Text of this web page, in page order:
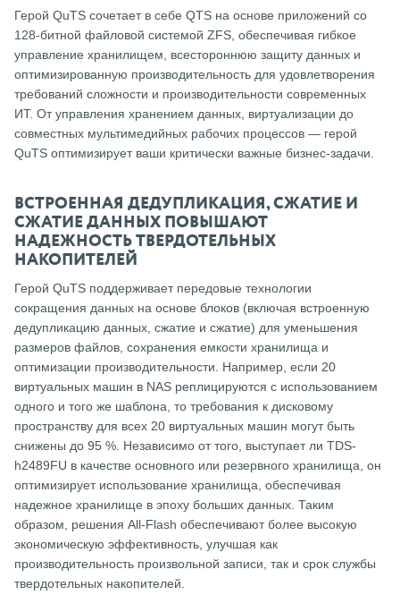
Герой QuTS сочетает в себе QTS на основе приложений со
128-битной файловой системой ZFS, обеспечивая гибкое
управление хранилищем, всестороннюю защиту данных и
оптимизированную производительность для удовлетворения
требований сложности и производительности современных
ИТ. От управления хранением данных, виртуализации до
совместных мультимедийных рабочих процессов — герой
QuTS оптимизирует ваши критически важные бизнес-задачи.
ВСТРОЕННАЯ ДЕДУПЛИКАЦИЯ, СЖАТИЕ И
СЖАТИЕ ДАННЫХ ПОВЫШАЮТ
НАДЕЖНОСТЬ ТВЕРДОТЕЛЬНЫХ
НАКОПИТЕЛЕЙ
Герой QuTS поддерживает передовые технологии
сокращения данных на основе блоков (включая встроенную
дедупликацию данных, сжатие и сжатие) для уменьшения
размеров файлов, сохранения емкости хранилища и
оптимизации производительности. Например, если 20
виртуальных машин в NAS реплицируются с использованием
одного и того же шаблона, то требования к дисковому
пространству для всех 20 виртуальных машин могут быть
снижены до 95 %. Независимо от того, выступает ли TDS-
h2489FU в качестве основного или резервного хранилища, он
оптимизирует использование хранилища, обеспечивая
надежное хранилище в эпоху больших данных. Таким
образом, решения All-Flash обеспечивают более высокую
экономическую эффективность, улучшая как
производительность произвольной записи, так и срок службы
твердотельных накопителей.